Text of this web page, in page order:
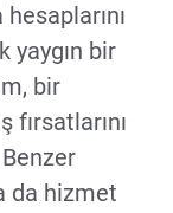
yaygın bir
bir
da hizmet